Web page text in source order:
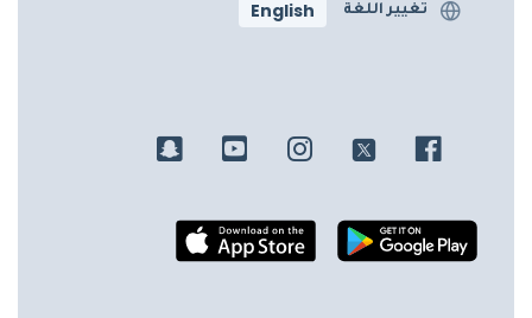
تغيير اللغة English